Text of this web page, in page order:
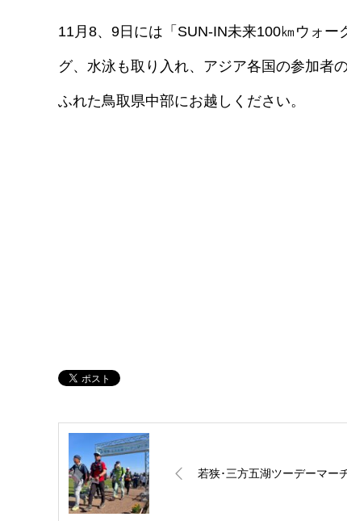
11月8、9日には「SUN-IN未来100㎞ウォ
グ、水泳も取り入れ、アジア各国の参加者
ふれた鳥取県中部にお越しください。
若狭･三方五湖ツーデーマー